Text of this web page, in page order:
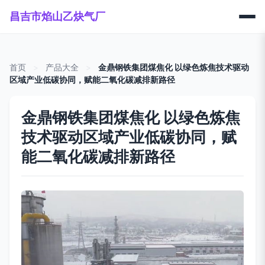
昌吉市焰山乙炔气厂
首页 产品大全
金鼎钢铁集团煤焦化 以绿色炼焦技术驱动
区域产业低碳协同，赋能二氧化碳减排新路径
金鼎钢铁集团煤焦化 以绿色炼焦
技术驱动区域产业低碳协同，赋
能二氧化碳减排新路径